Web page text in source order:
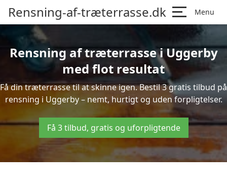
Rensning-af-træterrasse.dk Menu
Rensning af træterrasse i Uggerby
med flot resultat
Få din træterrasse til at skinne igen. Bestil 3 gratis tilbud på
rensning i Uggerby – nemt, hurtigt og uden forpligtelser.
Få 3 tilbud, gratis og uforpligtende